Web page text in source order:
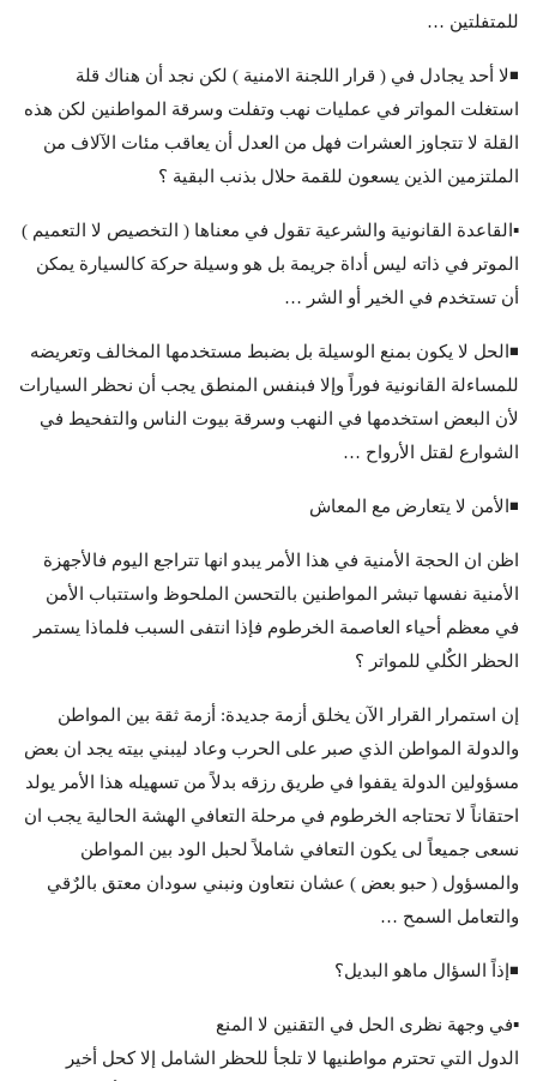
للمتفلتين …
◾️لا أحد يجادل في ( قرار اللجنة الامنية ) لكن نجد أن هناك قلة
استغلت المواتر في عمليات نهب وتفلت وسرقة المواطنين لكن هذه
القلة لا تتجاوز العشرات فهل من العدل أن يعاقب مئات الآلاف من
الملتزمين الذين يسعون للقمة حلال بذنب البقية ؟
▪️القاعدة القانونية والشرعية تقول في معناها ( التخصيص لا التعميم )
الموتر في ذاته ليس أداة جريمة بل هو وسيلة حركة كالسيارة يمكن
أن تستخدم في الخير أو الشر …
◾️الحل لا يكون بمنع الوسيلة بل بضبط مستخدمها المخالف وتعريضه
للمساءلة القانونية فوراً وإلا فبنفس المنطق يجب أن نحظر السيارات
لأن البعض استخدمها في النهب وسرقة بيوت الناس والتفحيط في
الشوارع لقتل الأرواح …
◾️الأمن لا يتعارض مع المعاش
اظن ان الحجة الأمنية في هذا الأمر يبدو انها تتراجع اليوم فالأجهزة
الأمنية نفسها تبشر المواطنين بالتحسن الملحوظ واستتباب الأمن
في معظم أحياء العاصمة الخرطوم فإذا انتفى السبب فلماذا يستمر
الحظر الكٌلي للمواتر ؟
إن استمرار القرار الآن يخلق أزمة جديدة: أزمة ثقة بين المواطن
والدولة المواطن الذي صبر على الحرب وعاد ليبني بيته يجد ان بعض
مسؤولين الدولة يقفوا في طريق رزقه بدلاً من تسهيله هذا الأمر يولد
احتقاناً لا تحتاجه الخرطوم في مرحلة التعافي الهشة الحالية يجب ان
نسعى جميعاً لى يكون التعافي شاملاً لحبل الود بين المواطن
والمسؤول ( حبو بعض ) عشان نتعاون ونبني سودان معتق بالرٌقي
والتعامل السمح …
◾️إذاً السؤال ماهو البديل؟
▪️في وجهة نظرى الحل في التقنين لا المنع
الدول التي تحترم مواطنيها لا تلجأ للحظر الشامل إلا كحل أخير